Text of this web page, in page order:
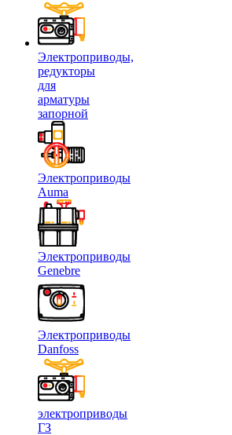
Электроприводы,
редукторы
для
арматуры
запорной
Электроприводы
Auma
Электроприводы
Genebre
Электроприводы
Danfoss
электроприводы
ГЗ